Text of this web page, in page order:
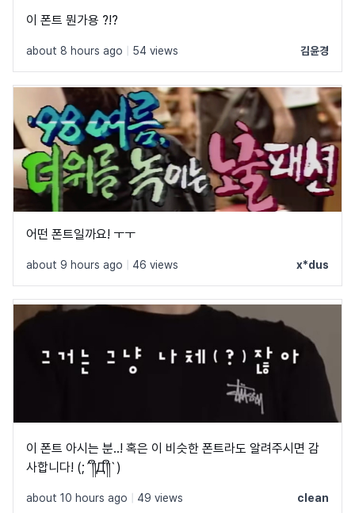
이 폰트 뭔가용 ?!?
about 8 hours ago 54 views 김윤경
어떤 폰트일까요! ㅜㅜ
about 9 hours ago 46 views x*dus
이 폰트 아시는 분..! 혹은 이 비슷한 폰트라도 알려주시면 감
사합니다! (;´༎ຶД༎ຶ`)
about 10 hours ago 49 views clean